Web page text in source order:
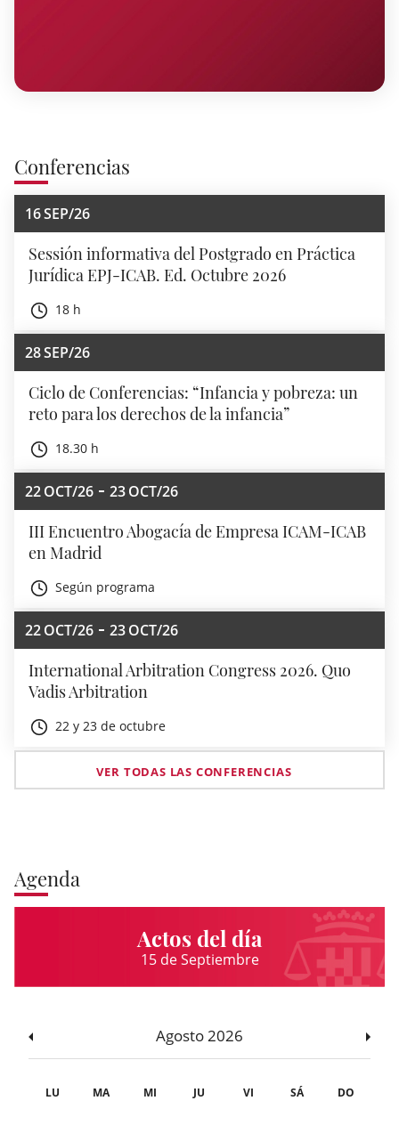
Conferencias
16SEP/26
Sessión informativa del Postgrado en Práctica
Jurídica EPJ-ICAB. Ed. Octubre 2026
18 h
28SEP/26
Ciclo de Conferencias: “Infancia y pobreza: un
reto para los derechos de la infancia”
18.30 h
22OCT/26 23OCT/26
III Encuentro Abogacía de Empresa ICAM-ICAB
en Madrid
Según programa
22OCT/26 23OCT/26
International Arbitration Congress 2026. Quo
Vadis Arbitration
22 y 23 de octubre
VER TODAS LAS CONFERENCIAS
Agenda
Actos del día
15 de Septiembre
Agosto 2026
LU MA MI JU VI SÁ DO